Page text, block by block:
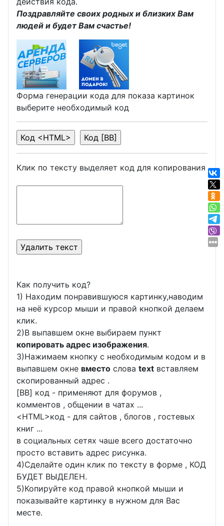
Поздравляйте своих родных и близких Вам
людей и будет Вам счастье!
Форма генерации кода для показа картинок
выберите необходимый код
Клик по тексту выделяет код для копирования
Как получить код?
1) Находим понравившуюся картинку,наводим
на неё курсор мыши и правой кнопкой делаем
клик.
2)В выпавшем окне выбираем пункт
копировать адрес изображения.
3)Нажимаем кнопку с необходимым кодом и в
выпавшем окне вместо слова text вставляем
скопированный адрес .
[BB] код - применяют для форумов ,
комментов , общении в чатах ...
<HTML>код - для сайтов , блогов , гостевых
книг ...
в социальных сетях чаше всего достаточно
просто вставить адрес рисунка.
4)Сделайте один клик по тексту в форме , КОД
БУДЕТ ВЫДЕЛЕН.
5)Копируйте код правой кнопкой мыши и
показывайте картинку в нужном для Вас
месте.